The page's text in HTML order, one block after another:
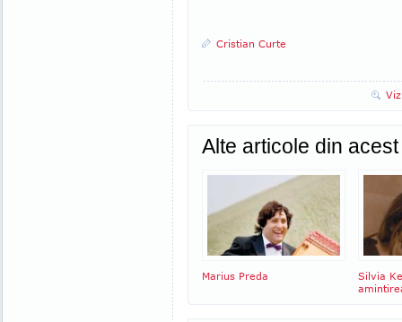
Cristian Curte
Alte articole din
Marius Preda
Silvia